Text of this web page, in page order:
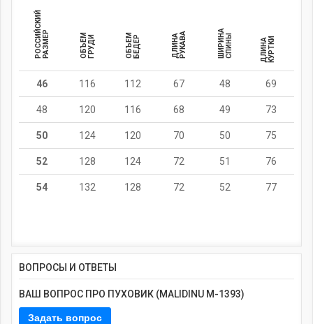
РОССИЙСКИЙРАЗМЕР ОБЪЕМГРУДИ ОБЪЕМБЕДЕР ДЛИНАРУКАВА ШИРИНАСПИНЫ Д
Л
И
Н
А
К
У
Р
Т
КИ
46 116 112 67 48 69
48 120 116 68 49 73
50 124 120 70 50 75
52 128 124 72 51 76
54 132 128 72 52 77
ВОПРОСЫ И ОТВЕТЫ
ВАШ ВОПРОС ПРО ПУХОВИК (MALIDINU M-1393)